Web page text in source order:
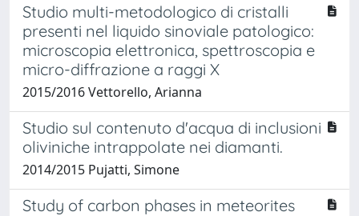
Studio multi-metodologico di cristalli
presenti nel liquido sinoviale patologico:
microscopia elettronica, spettroscopia e
micro-diffrazione a raggi X
2015/2016 Vettorello, Arianna
Studio sul contenuto d'acqua di inclusioni
oliviniche intrappolate nei diamanti.
2014/2015 Pujatti, Simone
Study of carbon phases in meteorites